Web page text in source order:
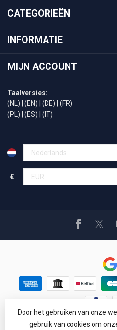
CATEGORIEËN
INFORMATIE
MIJN ACCOUNT
Taalversies:
(NL)
(EN) (DE)
(FR)
(PL)
(ES) (IT)
€
© Copyright 1994 - 2026
Door het gebruiken van onze
gebruik van cookies om